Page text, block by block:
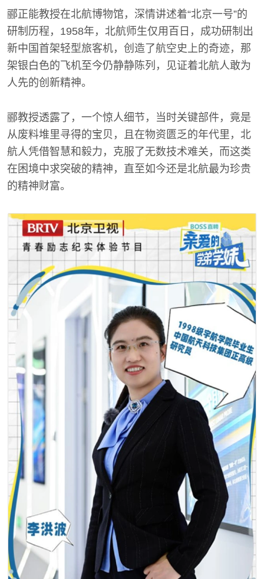
郦正能教授在北航博物馆，深情讲述着“北京一号”的
研制历程，1958年，北航师生仅用百日，成功研制出
新中国首架轻型旅客机，创造了航空史上的奇迹，那
架银白色的飞机至今仍静静陈列，见证着北航人敢为
人先的创新精神。
郦教授透露了，一个惊人细节，当时关键部件，竟是
从废料堆里寻得的宝贝，且在物资匮乏的年代里，北
航人凭借智慧和毅力，克服了无数技术难关，而这类
在困境中求突破的精神，直至如今还是北航最为珍贵
的精神财富。